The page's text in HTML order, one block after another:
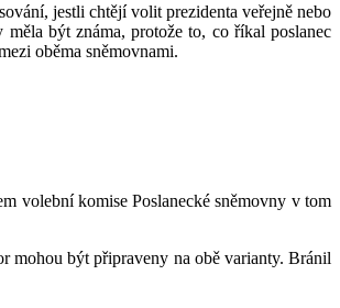
jestli chtějí volit prezidenta veřejně nebo
být známa, protože to, co říkal poslanec
oběma sněmovnami.
volební komise Poslanecké sněmovny v tom
mohou být připraveny na obě varianty. Bránil